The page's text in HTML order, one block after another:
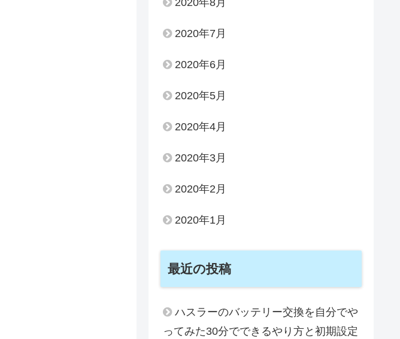
2020年7月
2020年6月
2020年5月
2020年4月
2020年3月
2020年2月
2020年1月
最近の投稿
ハスラーのバッテリー交換を自分でや
ってみた30分でできるやり方と初期設定